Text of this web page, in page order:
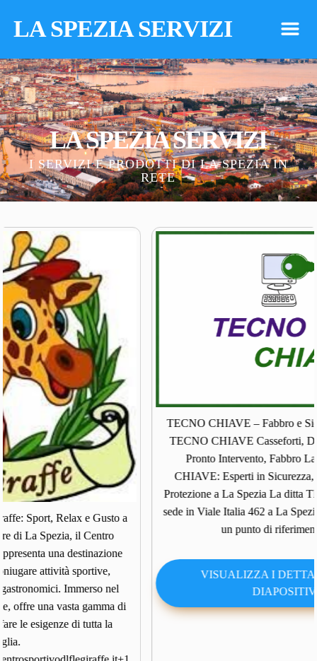
LA SPEZIA SERVIZI m
LA SPEZIA SERVIZI
I SERVIZI E PRODOTTI DI LA SPEZIA IN
RETE
a
di
TECNO CHIAVE – Fabbro e Sicurezza a La Spezia
TECNO CHIAVE Casseforti, Duplicazione Chiavi e
Pronto Intervento, Fabbro La Spezia TECNO
CHIAVE: Esperti in Sicurezza, Chiavi e Sistemi di
Protezione a La Spezia La ditta TECNO CHIAVE, con
sede in Viale Italia 462 a La Spezia, rappresenta da anni
un punto di riferimento nel …
VISUALIZZA I DETTAGLI DELLA
DIAPOSITIVA